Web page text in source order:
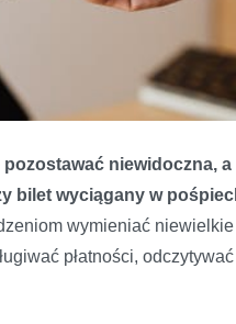
niewidoczna, a
bilet wyciągany w
wymieniać niewielkie
płatności,